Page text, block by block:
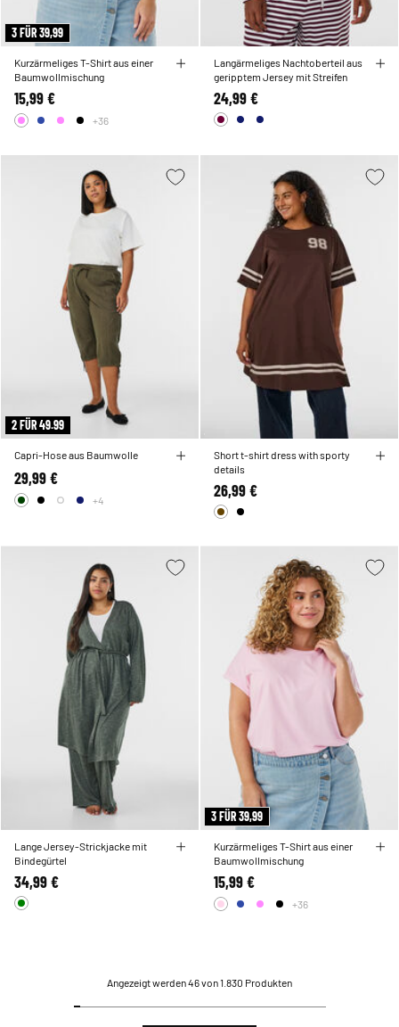
3 FÜR 39,99
Kurzärmeliges T-Shirt aus einer
Baumwollmischung
15,99 €
+36
Langärmeliges Nachtoberteil aus
geripptem Jersey mit Streifen
24,99 €
2 FÜR 49.99
Capri-Hose aus Baumwolle
29,99 €
+4
Short t-shirt dress with sporty
details
26,99 €
Lange Jersey-Strickjacke mit
Bindegürtel
34,99 €
3 FÜR 39,99
Kurzärmeliges T-Shirt aus einer
Baumwollmischung
15,99 €
+36
Angezeigt werden 46 von 1.830 Produkten